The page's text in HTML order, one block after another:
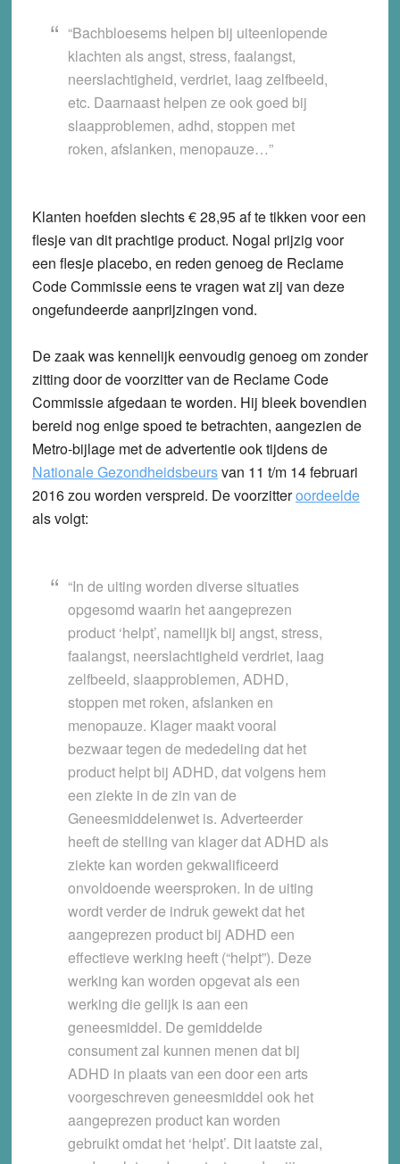
“Bachbloesems helpen bij uiteenlopende
klachten als angst, stress, faalangst,
neerslachtigheid, verdriet, laag zelfbeeld,
etc. Daarnaast helpen ze ook goed bij
slaapproblemen, adhd, stoppen met
roken, afslanken, menopauze…”
Klanten hoefden slechts € 28,95 af te tikken voor een
flesje van dit prachtige product. Nogal prijzig voor
een flesje placebo, en reden genoeg de Reclame
Code Commissie eens te vragen wat zij van deze
ongefundeerde aanprijzingen vond.
De zaak was kennelijk eenvoudig genoeg om zonder
zitting door de voorzitter van de Reclame Code
Commissie afgedaan te worden. Hij bleek bovendien
bereid nog enige spoed te betrachten, aangezien de
Metro-bijlage met de advertentie ook tijdens de
Nationale Gezondheidsbeursvan 11 t/m 14 februari
2016 zou worden verspreid. De voorzitteroordeelde
als volgt:
“In de uiting worden diverse situaties
opgesomd waarin het aangeprezen
product ‘helpt’, namelijk bij angst, stress,
faalangst, neerslachtigheid verdriet, laag
zelfbeeld, slaapproblemen, ADHD,
stoppen met roken, afslanken en
menopauze. Klager maakt vooral
bezwaar tegen de mededeling dat het
product helpt bij ADHD, dat volgens hem
een ziekte in de zin van de
Geneesmiddelenwet is. Adverteerder
heeft de stelling van klager dat ADHD als
ziekte kan worden gekwalificeerd
onvoldoende weersproken. In de uiting
wordt verder de indruk gewekt dat het
aangeprezen product bij ADHD een
effectieve werking heeft (“helpt”). Deze
werking kan worden opgevat als een
werking die gelijk is aan een
geneesmiddel. De gemiddelde
consument zal kunnen menen dat bij
ADHD in plaats van een door een arts
voorgeschreven geneesmiddel ook het
aangeprezen product kan worden
gebruikt omdat het ‘helpt’. Dit laatste zal,